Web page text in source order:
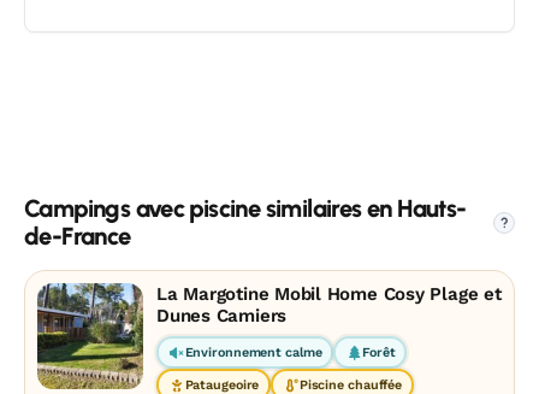
Campings avec piscine similaires en Hauts-
de-France
?
La Margotine Mobil Home Cosy Plage et
Dunes Camiers
Environnement calme Forêt
Pataugeoire Piscine chauffée